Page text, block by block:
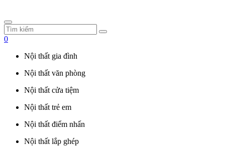
0
Nội thất gia đình
Nội thất văn phòng
Nội thất cửa tiệm
Nội thất trẻ em
Nội thất điểm nhấn
Nội thất lắp ghép